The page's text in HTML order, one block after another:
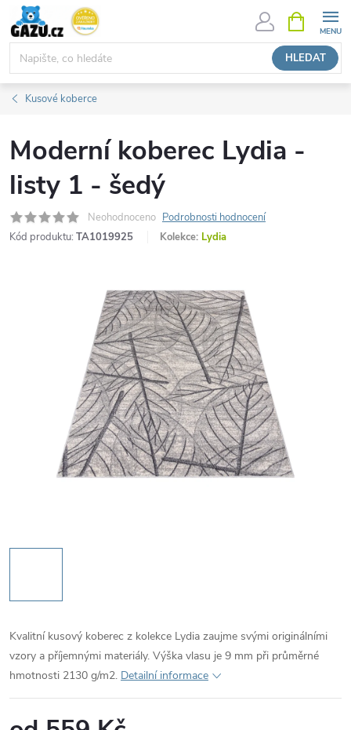
Přejít
obsah
HLEDAT
NÁKUPNÍ
KOŠÍK
Kusové koberce
Moderní koberec Lydia -
listy 1 - šedý
Neohodnoceno Podrobnosti hodnocení
Kód produktu: TA1019925 Kolekce: Lydia
Kvalitní kusový koberec z kolekce Lydia zaujme svými originálními
vzory a příjemnými materiály. Výška vlasu je 9 mm při průměrné
hmotnosti 2130 g/m2. Detailní informace